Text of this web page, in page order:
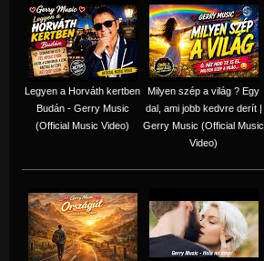
Legyen a Horváth kertben
Budán - Gerry Music
(Official Music Video)
Milyen szép a világ ? Egy
dal, ami jobb kedvre derít |
Gerry Music (Official Music
Video)